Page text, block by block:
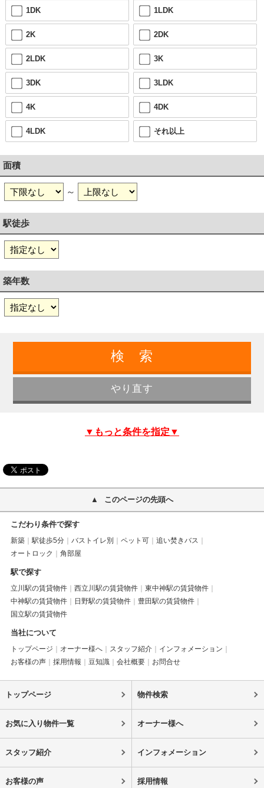
1DK 1LDK
2K 2DK
2LDK 3K
3DK 3LDK
4K 4DK
4LDK それ以上
面積
～
駅徒歩
築年数
▼もっと条件を指定▼
このページの先頭へ
こだわり条件で探す
新築 駅徒歩5分 バストイレ別 ペット可
追い焚きバス
オートロック
角部屋
駅で探す
立川駅の賃貸物件 西立川駅の賃貸物件
東中神駅の賃貸物件
中神駅の賃貸物件
日野駅の賃貸物件
豊田駅の賃貸物件
国立駅の賃貸物件
当社について
トップページ オーナー様へ スタッフ紹介
インフォメーション
お客様の声
採用情報 豆知識 会社概要 お問合せ
トップページ 物件検索
お気に入り物件一覧 オーナー様へ
スタッフ紹介 インフォメーション
お客様の声 採用情報